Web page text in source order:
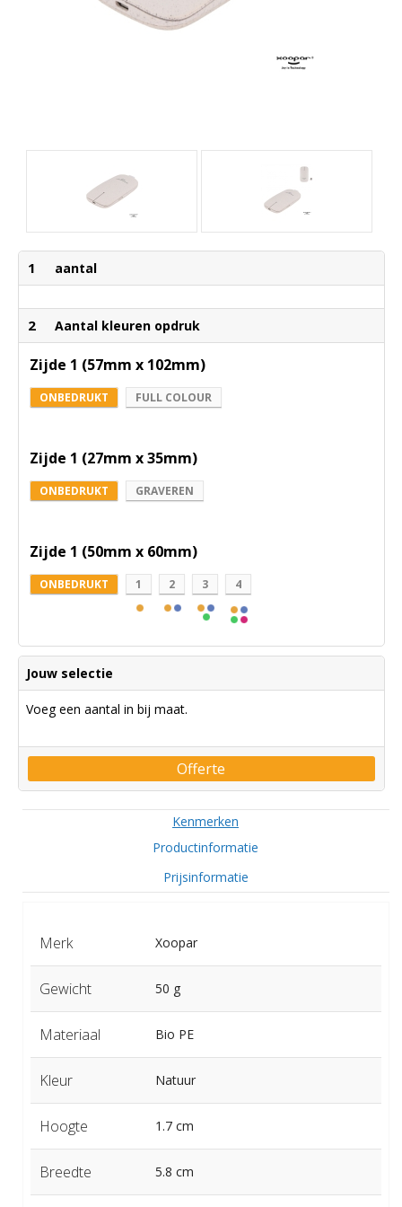
1 aantal
2 Aantal kleuren opdruk
Zijde 1 (57mm x 102mm)
ONBEDRUKT FULL COLOUR
Zijde 1 (27mm x 35mm)
ONBEDRUKT GRAVEREN
Zijde 1 (50mm x 60mm)
ONBEDRUKT 1 2 3 4
Jouw selectie
Voeg een aantal in bij maat.
Offerte
Kenmerken
Productinformatie
Prijsinformatie
Merk Xoopar
Gewicht 50 g
Materiaal Bio PE
Kleur Natuur
Hoogte 1.7 cm
Breedte 5.8 cm